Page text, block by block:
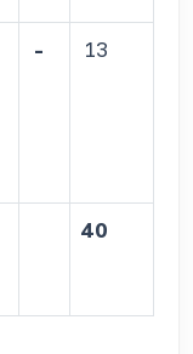
- 13
40